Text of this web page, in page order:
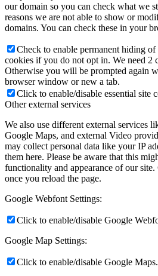
our domain so you can check what we
reasons we are not able to show or
domains. You can check these in your
Check to enable permanent hiding of
cookies if you do not opt in. We need 2
Otherwise you will be prompted again
browser window or new a tab.
Click to enable/disable essential site
Other external services
We also use different external services
Google Maps, and external Video
may collect personal data like your IP
them here. Please be aware that this
functionality and appearance of our
once you reload the page.
Google Webfont Settings:
Click to enable/disable Google
Google Map Settings:
Click to enable/disable Google Maps.